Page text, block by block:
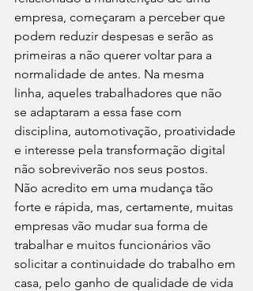
empresa, começaram a perceber que
podem reduzir despesas e serão as
primeiras a não querer voltar para a
normalidade de antes. Na mesma
linha, aqueles trabalhadores que não
se adaptaram a essa fase com
disciplina, automotivação, proatividade
e interesse pela transformação digital
não sobreviverão nos seus postos.
Não acredito em uma mudança tão
forte e rápida, mas, certamente, muitas
empresas vão mudar sua forma de
trabalhar e muitos funcionários vão
solicitar a continuidade do trabalho em
casa, pelo ganho de qualidade de vida